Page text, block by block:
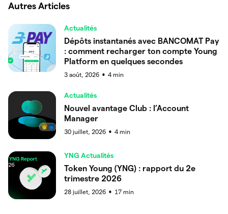
Autres Articles
Actualités
Dépôts instantanés avec BANCOMAT Pay
: comment recharger ton compte Young
Platform en quelques secondes
3 août, 2026 ● 4 min
Actualités
Nouvel avantage Club : l’Account
Manager
30 juillet, 2026 ● 4 min
YNG Actualités
Token Young (YNG) : rapport du 2e
trimestre 2026
28 juillet, 2026 ● 17 min